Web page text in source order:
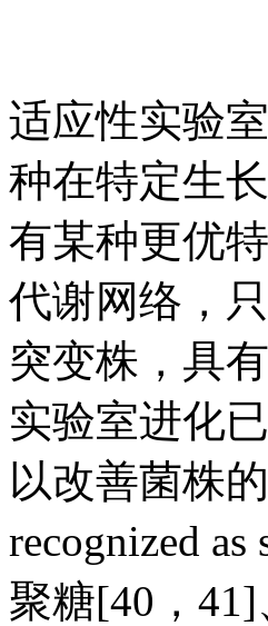
适应性实验
种在特定生
有某种更优
代谢网络，
突变株，具
实验室进化
以改善菌株
recognized
聚糖[40，